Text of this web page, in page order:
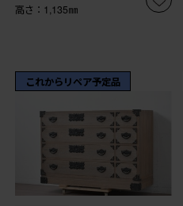
高さ：1,135㎜
これからリペア予定品